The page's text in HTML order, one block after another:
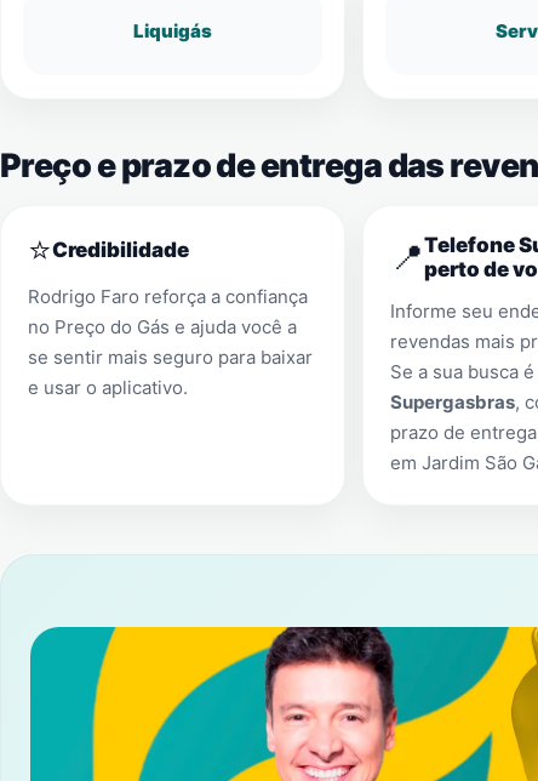
Liquigás
Preço e prazo de entrega das
⭐Credibilidade
Rodrigo Faro reforça a confiança
no Preço do Gás e ajuda você a
se sentir mais seguro para baixar
e usar o aplicativo.
📍Telefone
perto de
Informe seu
revendas mais
Se a sua busca
Supergasbras,
prazo de
em Jardim São